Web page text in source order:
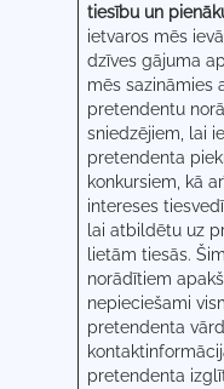
tiesību un
ietvaros mēs
dzīves gājuma
mēs sazināmies
pretendentu
sniedzējiem, lai
pretendenta
konkursiem, kā
intereses
lai atbildētu uz
lietām tiesās.
norādītiem
nepieciešami
pretendenta
pretendenta